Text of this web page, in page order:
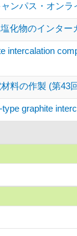
ンパス・オンラ
化物のインタ
intercalation
料の作製 (第43
graphite